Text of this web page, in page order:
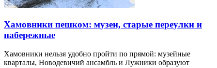
Хамовники пешком: музеи, старые переулки и
набережные
Хамовники нельзя удобно пройти по прямой: музейные
кварталы, Новодевичий ансамбль и Лужники образуют